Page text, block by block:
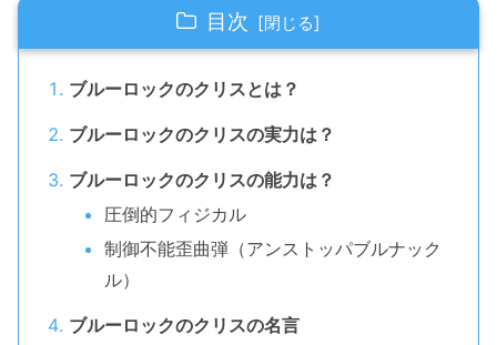
目次
ブルーロックのクリスとは？
ブルーロックのクリスの実力は？
ブルーロックのクリスの能力は？
圧倒的フィジカル
制御不能歪曲弾（アンストッパブルナック
ル）
ブルーロックのクリスの名言